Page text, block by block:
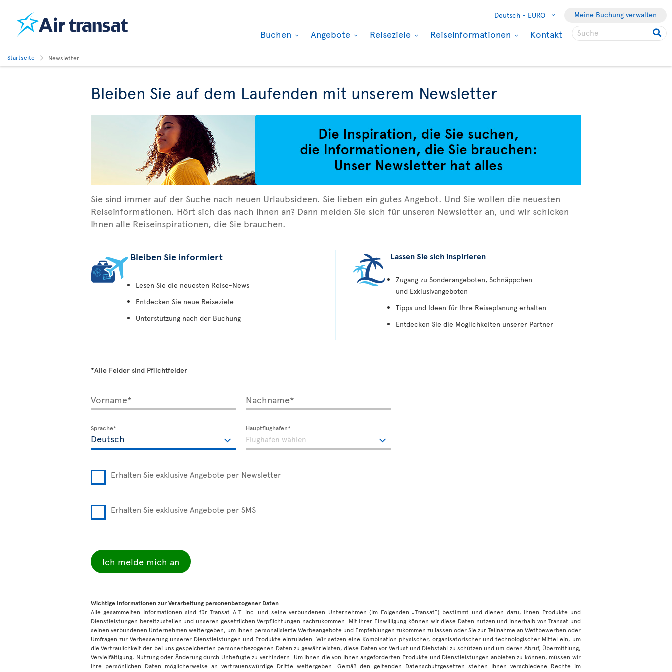
Deutsch - EURO Meine Buchung verwalten
Buchen Angebote Reiseziele Reiseinformationen Kontakt
Startseite Newsletter
Bleiben Sie auf dem Laufenden mit unserem Newsletter
Sie sind immer auf der Suche nach neuen Urlaubsideen. Sie lieben ein gutes Angebot. Und Sie wollen die neuesten
Reiseinformationen. Hört sich das nach Ihnen an? Dann melden Sie sich für unseren Newsletter an, und wir schicken
Ihnen alle Reiseinspirationen, die Sie brauchen.
Bleiben Sie informiert
Lesen Sie die neuesten Reise-News
Entdecken Sie neue Reiseziele
Unterstützung nach der Buchung
Lassen Sie sich inspirieren
Zugang zu Sonderangeboten, Schnäppchen
und Exklusivangeboten
Tipps und Ideen für Ihre Reiseplanung erhalten
Entdecken Sie die Möglichkeiten unserer Partner
*Alle Felder sind Pflichtfelder
Vorname* Nachname*
Sprache* Hauptflughafen*
Erhalten Sie exklusive Angebote per Newsletter
Erhalten Sie exklusive Angebote per SMS
Ich melde mich an
Wichtige Informationen zur Verarbeitung personenbezogener Daten
Alle gesammelten Informationen sind für Transat A.T. inc. und seine verbundenen Unternehmen (im Folgenden „Transat“) bestimmt und dienen dazu, Ihnen Produkte und
Dienstleistungen bereitzustellen und unseren gesetzlichen Verpflichtungen nachzukommen. Mit Ihrer Einwilligung können wir diese Daten nutzen und innerhalb von Transat und
seinen verbundenen Unternehmen weitergeben, um Ihnen personalisierte Werbeangebote und Empfehlungen zukommen zu lassen oder Sie zur Teilnahme an Wettbewerben oder
Umfragen zur Verbesserung unserer Dienstleistungen und Produkte einzuladen. Wir setzen eine Kombination physischer, organisatorischer und technologischer Mittel ein, um
die Vertraulichkeit der bei uns gespeicherten personenbezogenen Daten zu gewährleisten, diese Daten vor Verlust und Diebstahl zu schützen und um deren Abruf, Übermittlung,
Vervielfältigung, Nutzung oder Änderung durch Unbefugte zu verhindern. Um Ihnen die von Ihnen angeforderten Produkte und Dienstleistungen anbieten zu können, müssen wir
Ihre persönlichen Daten möglicherweise an vertrauenswürdige Dritte weitergeben. Gemäß den geltenden Datenschutzgesetzen stehen Ihnen verschiedene Rechte im